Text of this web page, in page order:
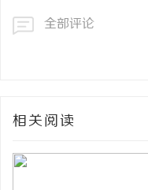
全部评论
相关阅读